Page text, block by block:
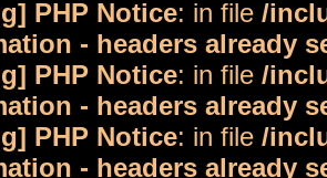
PHP Notice: in file /
- headers already
PHP Notice: in file /
- headers already
PHP Notice: in file /
- headers already